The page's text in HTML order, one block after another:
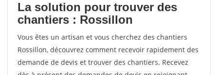
La solution pour trouver des
chantiers : Rossillon
Vous êtes un artisan et vous cherchez des chantiers
Rossillon, découvrez comment recevoir rapidement des
demande de devis et trouver des chantiers. Recevez